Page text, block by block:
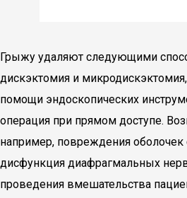
Грыжу удаляют следующими
дискэктомия и
помощи эндоскопических
операция при прямом доступе.
например, повреждения оболочек
дисфункция диафрагмальных
проведения вмешательства